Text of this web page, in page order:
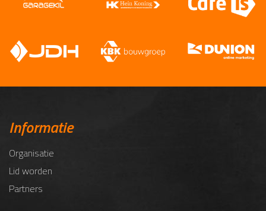
Informatie
Organisatie
Lid worden
Partners